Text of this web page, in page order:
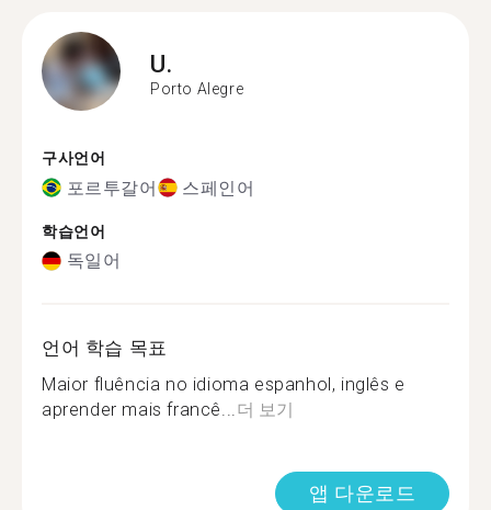
U.
Porto Alegre
구사언어
포르투갈어 스페인어
학습언어
독일어
언어 학습 목표
Maior fluência no idioma espanhol, inglês e
aprender mais francê...더 보기
앱 다운로드